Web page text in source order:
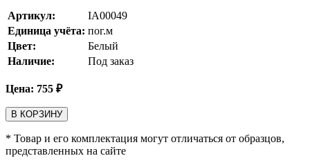
Артикул:
IA00049
Единица учёта: пог.м
Цвет:
Белый
Наличие:
Под заказ
Цена: 755 ₽
В КОРЗИНУ
* Товар и его комплектация могут отличаться от образцов,
представленных на сайте